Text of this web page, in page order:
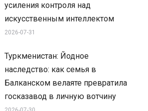
усиления контроля над
искусственным интеллектом
2026-07-31
Туркменистан: Йодное
наследство: как семья в
Балканском велаяте превратила
госказавод в личную вотчину